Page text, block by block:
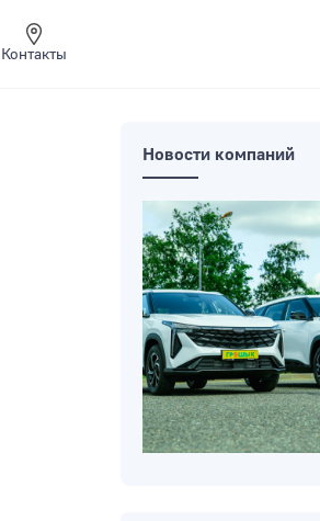
Контакты
Новости компаний